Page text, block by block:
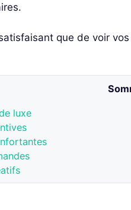
que de voir
luxe